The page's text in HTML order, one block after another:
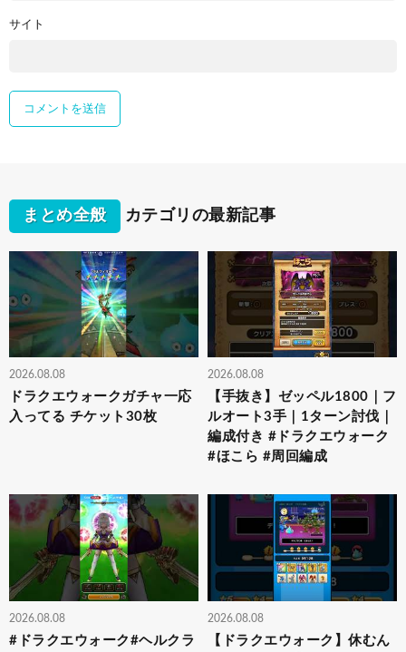
サイト
まとめ全般 カテゴリの最新記事
2026.08.08
ドラクエウォークガチャ一応
入ってる チケット30枚
2026.08.08
【手抜き】ゼッペル1800｜フ
ルオート3手｜1ターン討伐｜
編成付き #ドラクエウォーク
#ほこら #周回編成
2026.08.08
#ドラクエウォーク#ヘルクラ
2026.08.08
【ドラクエウォーク】休むん